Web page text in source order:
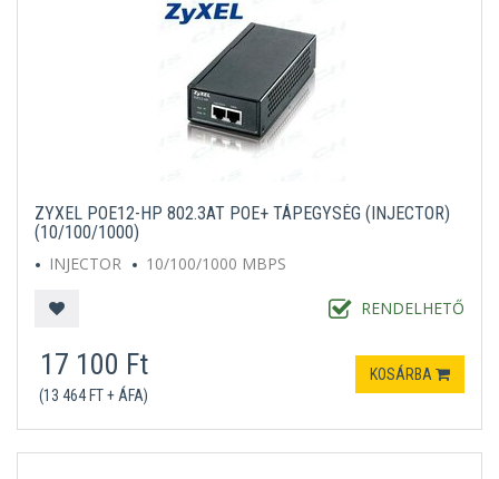
ZYXEL POE12-HP 802.3AT POE+ TÁPEGYSÉG (INJECTOR)
(10/100/1000)
INJECTOR
10/100/1000 MBPS
RENDELHETŐ
17 100 Ft
(13 464 FT + ÁFA)
KOSÁRBA